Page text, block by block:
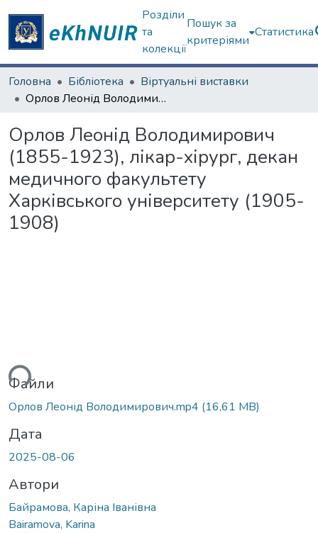
Розділи
та
колекції
Пошук за
критеріями
Статистика
Головна Бібліотека
Віртуальні виставки
Орлов Леонід Володимирович (1855-1923), лікар-хірург, декан медичного факультету Харківського університету (1905-1908)
Орлов Леонід Володимирович
(1855-1923), лікар-хірург, декан
медичного факультету
Харківського університету (1905-
1908)
Файли
Орлов Леонід Володимирович.mp4 (16,61 MB)
Дата
2025-08-06
Автори
Байрамова, Каріна Іванівна
Bairamova, Karina